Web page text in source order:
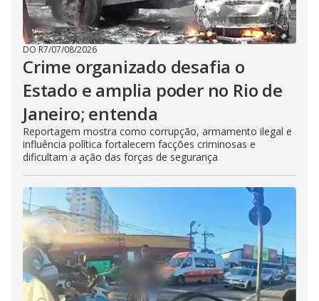
DO R7/07/08/2026
Crime organizado desafia o
Estado e amplia poder no Rio de
Janeiro; entenda
Reportagem mostra como corrupção, armamento ilegal e
influência política fortalecem facções criminosas e
dificultam a ação das forças de segurança